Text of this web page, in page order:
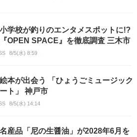
学校が釣りのエンタメスポットに!?
OPEN SPACE』を徹底調査 三木市
8/5(水) 8:59
本が出会う 「ひょうごミュージック
ト」 神戸市
8/5(水) 14:14
産品「尼の生醤油」が2028年6月を